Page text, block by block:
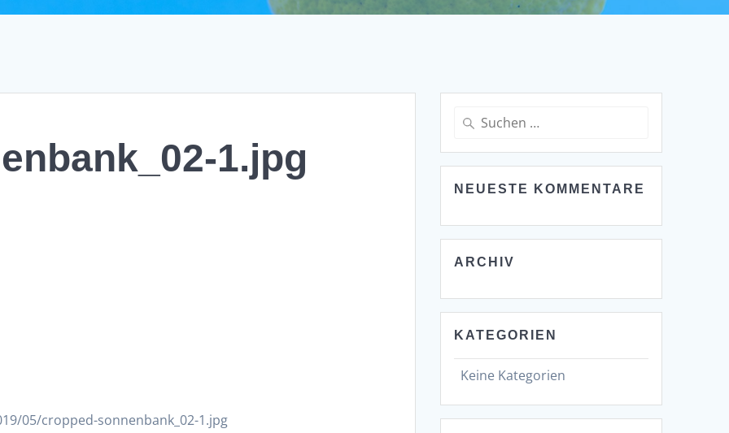
1.jpg
05/cropped-sonnenbank_02-1.jpg
Suchen
nach:
NEUESTE KOMMENTARE
ARCHIV
KATEGORIEN
Keine Kategorien